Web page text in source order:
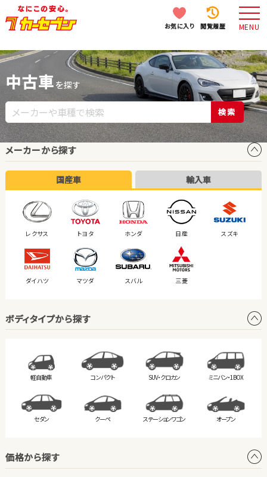
お気に入り 閲覧履歴 MENU
中古車 を探す
検索
メーカーから探す
国産車 輸入車
レクサス トヨタ ホンダ 日産 スズキ
ダイハツ マツダ スバル 三菱
ボディタイプから探す
軽自動車 コンパクト SUV・クロカン ミニバン・1BOX
セダン クーペ ステーションワゴン オープン
価格から探す